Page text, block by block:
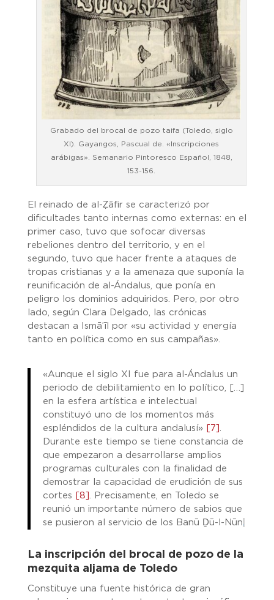
Grabado del brocal de pozo taifa (Toledo, siglo
XI). Gayangos, Pascual de. «Inscripciones
arábigas». Semanario Pintoresco Español, 1848,
153-156.
El reinado de al-Ẓāfir se caracterizó por
dificultades tanto internas como externas: en el
primer caso, tuvo que sofocar diversas
rebeliones dentro del territorio, y en el
segundo, tuvo que hacer frente a ataques de
tropas cristianas y a la amenaza que suponía la
reunificación de al-Ándalus, que ponía en
peligro los dominios adquiridos. Pero, por otro
lado, según Clara Delgado, las crónicas
destacan a Ismā’īl por «su actividad y energía
tanto en política como en sus campañas».
«Aunque el siglo XI fue para al-Ándalus un
periodo de debilitamiento en lo político, […]
en la esfera artística e intelectual
constituyó uno de los momentos más
espléndidos de la cultura andalusí»
[7] .
Durante este tiempo se tiene constancia de
que empezaron a desarrollarse amplios
programas culturales con la finalidad de
demostrar la capacidad de erudición de sus
cortes
[8] . Precisamente, en Toledo se
reunió un importante número de sabios que
se pusieron al servicio de los Banū Ḏū-l-Nūn.
La inscripción del brocal de pozo de la
mezquita aljama de Toledo
Constituye una fuente histórica de gran